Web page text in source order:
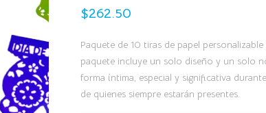
$262.50
Paquete de 10 tiras de papel
paquete incluye un solo diseño y un solo
forma íntima, especial y significativa
de quienes siempre estarán presentes.